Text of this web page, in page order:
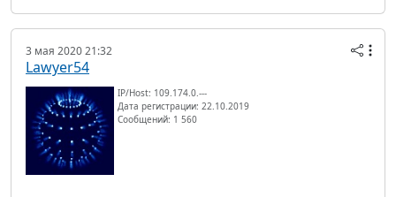
3 мая 2020 21:32
Lawyer54
IP/Host: 109.174.0.---
Дата регистрации: 22.10.2019
Сообщений: 1 560